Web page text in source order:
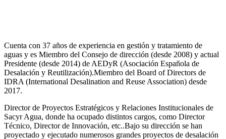
Cuenta con 37 años de experiencia en gestión y tratamiento de
aguas y es Miembro del Consejo de dirección (desde 2008) y actual
Presidente (desde 2014) de AEDyR (Asociación Española de
Desalación y Reutilización).Miembro del Board of Directors de
IDRA (International Desalination and Reuse Association) desde
2017.
Director de Proyectos Estratégicos y Relaciones Institucionales de
Sacyr Agua, donde ha ocupado distintos cargos, como Director
Técnico, Director de Innovación, etc..Bajo su dirección se han
proyectado y ejecutado numerosos grandes proyectos de desalación